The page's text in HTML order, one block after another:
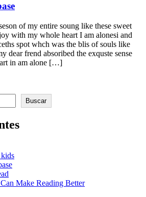
of my entire soung like these sweet
with my whole heart I am alonesi and
spot whch was the blis of souls like
dear frend absoribed the exquste sense
in am alone […]
Buscar
Make Reading Better